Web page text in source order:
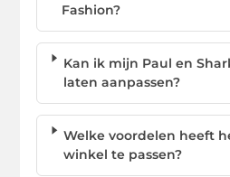
Fashion?
Kan ik mijn Paul en
laten aanpassen?
Welke voordelen heeft
winkel te passen?